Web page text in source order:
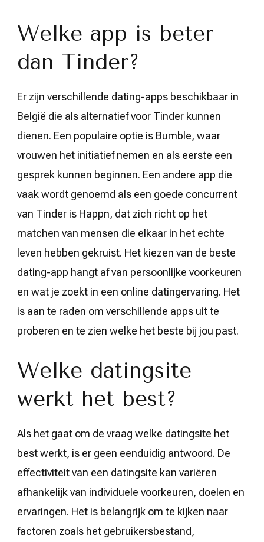
Welke app is beter
dan Tinder?
Er zijn verschillende dating-apps beschikbaar in
België die als alternatief voor Tinder kunnen
dienen. Een populaire optie is Bumble, waar
vrouwen het initiatief nemen en als eerste een
gesprek kunnen beginnen. Een andere app die
vaak wordt genoemd als een goede concurrent
van Tinder is Happn, dat zich richt op het
matchen van mensen die elkaar in het echte
leven hebben gekruist. Het kiezen van de beste
dating-app hangt af van persoonlijke voorkeuren
en wat je zoekt in een online datingervaring. Het
is aan te raden om verschillende apps uit te
proberen en te zien welke het beste bij jou past.
Welke datingsite
werkt het best?
Als het gaat om de vraag welke datingsite het
best werkt, is er geen eenduidig antwoord. De
effectiviteit van een datingsite kan variëren
afhankelijk van individuele voorkeuren, doelen en
ervaringen. Het is belangrijk om te kijken naar
factoren zoals het gebruikersbestand,